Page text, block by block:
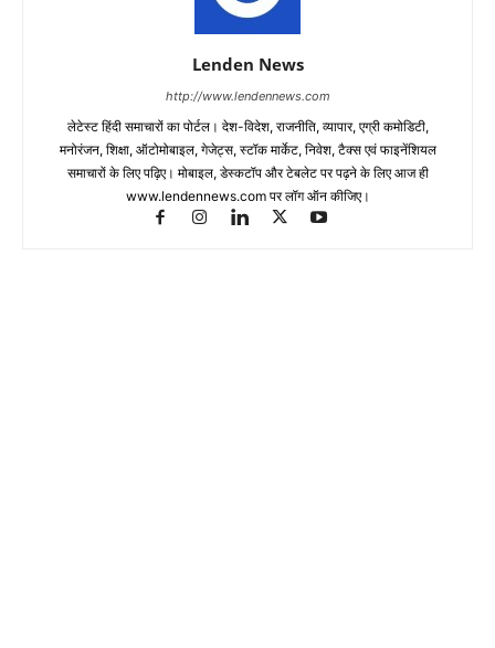
Lenden News
http://www.lendennews.com
लेटेस्ट हिंदी समाचारों का पोर्टल। देश-विदेश, राजनीति, व्यापार, एग्री कमोडिटी,
मनोरंजन, शिक्षा, ऑटोमोबाइल, गेजेट्स, स्टॉक मार्केट, निवेश, टैक्स एवं फाइनेंशियल
समाचारों के लिए पढ़िए। मोबाइल, डेस्कटॉप और टेबलेट पर पढ़ने के लिए आज ही
www.lendennews.com पर लॉग ऑन कीजिए।